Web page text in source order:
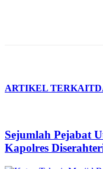
ARTIKEL TERKAIT
Sejumlah Pejabat
Kapolres